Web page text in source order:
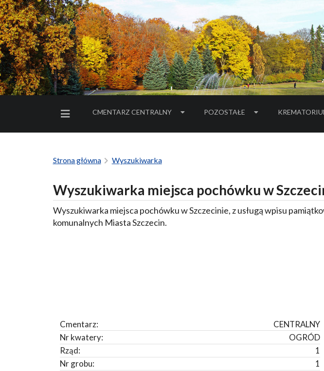
MENU BOCZNE
CMENTARZ CENTRALNY POZOSTAŁE
Strona główna Wyszukiwarka
Wyszukiwarka miejsca pochówku w
Wyszukiwarka miejsca pochówku w Szczecinie, z usługą wpisu
komunalnych Miasta Szczecin.
CENTRALNY
Cmentarz:
OGRÓD
Nr kwatery:
1
Rząd:
1
Nr grobu: